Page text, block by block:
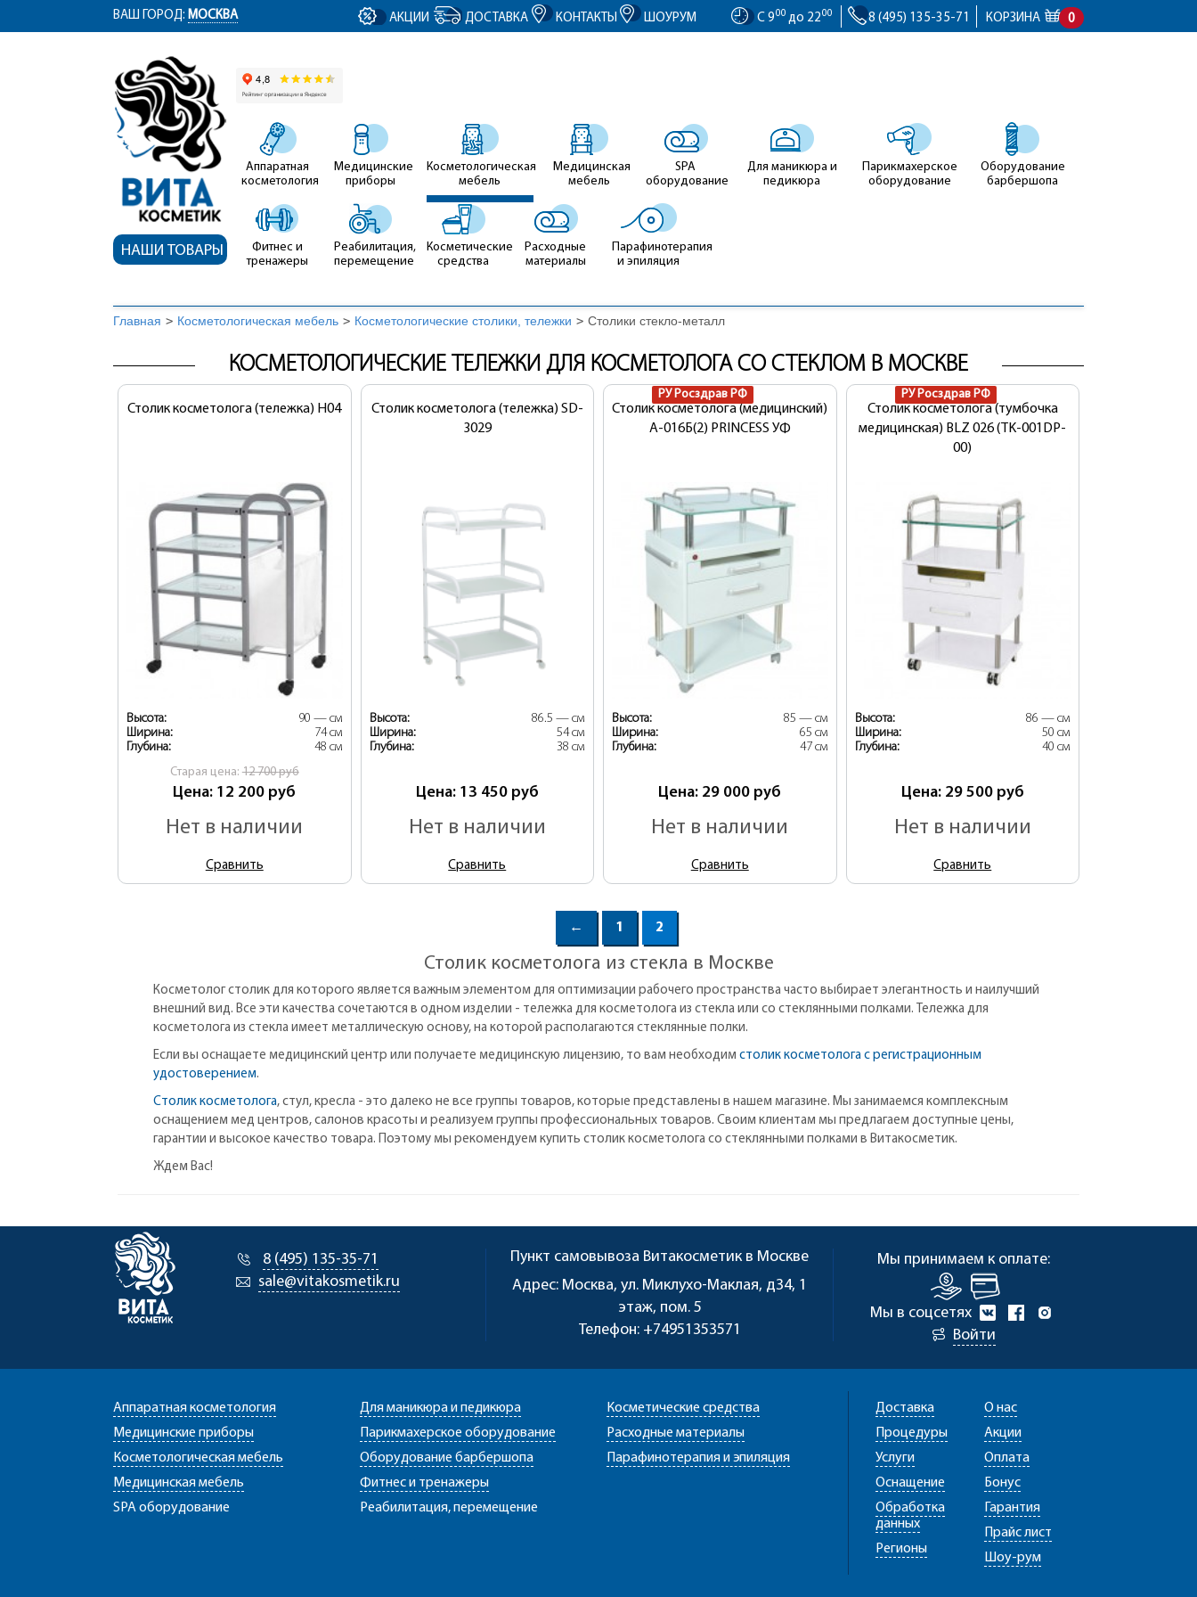
ym(12767704, 'getClientID', function(clientID) { document.getElementById('clientID').value = clientID; });
ВАШ ГОРОД: МОСКВА АКЦИИ ДОСТАВКА КОНТАКТЫ ШОУРУМ С 900 до 2200 8 (495) 135-35-71 КОРЗИНА 0
НАШИ ТОВАРЫ
Аппаратная
косметология
Медицинские
приборы
Косметологическая
мебель
Медицинская
мебель
SPA
оборудование
Для маникюра и
педикюра
Парикмахерское
оборудование
Оборудование
барбершопа
Фитнес и
тренажеры
Реабилитация,
перемещение
Косметические
средства
Расходные
материалы
Парафинотерапия
и эпиляция
Главная > Косметологическая мебель > Косметологические столики, тележки > Столики стекло-металл
КОСМЕТОЛОГИЧЕСКИЕ ТЕЛЕЖКИ ДЛЯ КОСМЕТОЛОГА СО СТЕКЛОМ В МОСКВЕ
Столик косметолога (тележка) H04
Высота:
90 — см
Ширина:
74 см
Глубина:
48 см
Cтарая цена: 12 700руб
Цена: 12 200 руб
Нет в наличии
Сравнить
Столик косметолога (тележка) SD-
3029
Высота:
86.5 — см
Ширина:
54 см
Глубина:
38 см
Цена: 13 450 руб
Нет в наличии
Сравнить
РУ Росздрав РФ
Столик косметолога (медицинский)
А-016Б(2) PRINCESS УФ
Высота:
85 — см
Ширина:
65 см
Глубина:
47 см
Цена: 29 000 руб
Нет в наличии
Сравнить
РУ Росздрав РФ
Столик косметолога (тумбочка
медицинская) BLZ 026 (TK-001DP-
00)
Высота:
86 — см
Ширина:
50 см
Глубина:
40 см
Цена: 29 500 руб
Нет в наличии
Сравнить
← 1 2
Столик косметолога из стекла в Москве
Косметолог столик для которого является важным элементом для оптимизации рабочего пространства часто выбирает элегантность и наилучший
внешний вид. Все эти качества сочетаются в одном изделии - тележка для косметолога из стекла или со стеклянными полками. Тележка для
косметолога из стекла имеет металлическую основу, на которой располагаются стеклянные полки.
Если вы оснащаете медицинский центр или получаете медицинскую лицензию, то вам необходим столик косметолога с регистрационным
удостоверением.
Столик косметолога, стул, кресла - это далеко не все группы товаров, которые представлены в нашем магазине. Мы занимаемся комплексным
оснащением мед центров, салонов красоты и реализуем группы профессиональных товаров. Своим клиентам мы предлагаем доступные цены,
гарантии и высокое качество товара. Поэтому мы рекомендуем купить столик косметолога со стеклянными полками в Витакосметик.
Ждем Вас!
8 (495) 135-35-71
sale@vitakosmetik.ru
Пункт самовывоза Витакосметик в Москве
Адрес: Москва, ул. Миклухо-Маклая, д34, 1
этаж, пом. 5
Телефон: +74951353571
Мы принимаем к оплате:
Мы в соцсетях
Войти
Аппаратная косметология
Медицинские приборы
Косметологическая мебель
Медицинская мебель
SPA оборудование
Для маникюра и педикюра
Парикмахерское оборудование
Оборудование барбершопа
Фитнес и тренажеры
Реабилитация, перемещение
Косметические средства
Расходные материалы
Парафинотерапия и эпиляция
Доставка
Процедуры
Услуги
Оснащение
Обработка
данных
Регионы
О нас
Акции
Оплата
Бонус
Гарантия
Прайс лист
Шоу-рум